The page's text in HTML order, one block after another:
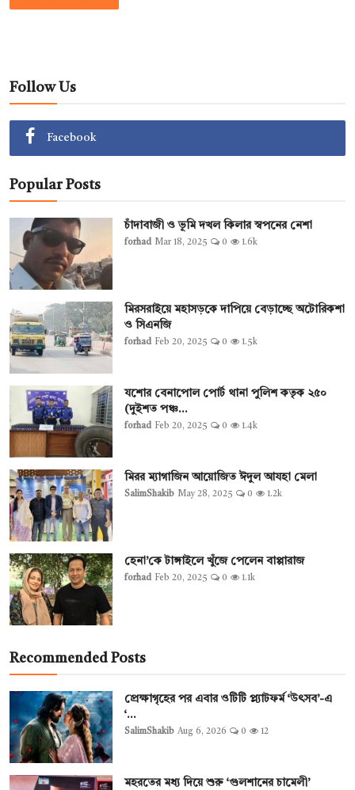
Follow Us
Facebook
Popular Posts
চাঁদাবাজী ও ভূমি দখল কিলার স্বপনের নেশা
forhad Mar 18, 2025 0 1.6k
মিরসরাইয়ে মহাসড়কে দাপিয়ে বেড়াচ্ছে অটোরিকশা
ও সিএনজি
forhad Feb 20, 2025 0 1.5k
যশোর বেনাপোল পোর্ট থানা পুলিশ কতৃক ২৫০
(দুইশত পঞ্চ...
forhad Feb 20, 2025 0 1.4k
মিরর ম্যাগাজিন আয়োজিত ঈদুল আযহা মেলা
SalimShakib May 28, 2025 0 1.2k
হেনা’কে টাঙ্গাইলে খুঁজে পেলেন বাপ্পারাজ
forhad Feb 20, 2025 0 1.1k
Recommended Posts
প্রেক্ষাগৃহের পর এবার ওটিটি প্ল্যাটফর্ম ‘উৎসব’-এ
‘...
SalimShakib Aug 6, 2026 0 12
মহরতের মধ্য দিয়ে শুরু ‘গুলশানের চামেলী’